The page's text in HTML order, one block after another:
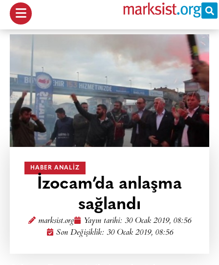
HABER ANALIZ
İzocam’da anlaşma
sağlandı
marksist.org Yayın tarihi: 30 Ocak 2019, 08:56
Son Değişiklik: 30 Ocak 2019, 08:56